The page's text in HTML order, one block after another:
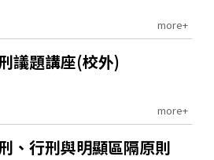
more+
議題講座(校外)
more+
、行刑與明顯區隔原則